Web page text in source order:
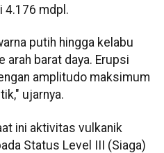
4.176 mdpl.
putih hingga kelabu
arah barat daya. Erupsi
amplitudo maksimum
ujarnya.
ini aktivitas vulkanik
Status Level III (Siaga)